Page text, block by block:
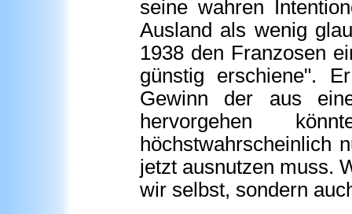
seine wahren
Ausland als wenig
1938 den Franzosen
günstig erschiene".
Gewinn der aus
hervorgehen
höchstwahrscheinlich
jetzt ausnutzen muss.
wir selbst, sondern